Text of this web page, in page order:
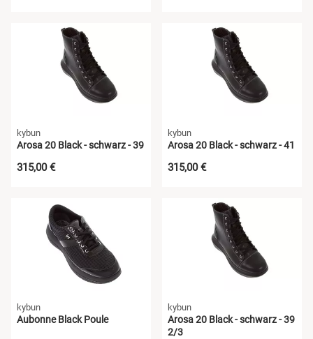
kybun
Arosa 20 Black - schwarz - 39
315,00 €
kybun
Arosa 20 Black - schwarz - 41
315,00 €
kybun
Aubonne Black Poule
kybun
Arosa 20 Black - schwarz - 39
2/3